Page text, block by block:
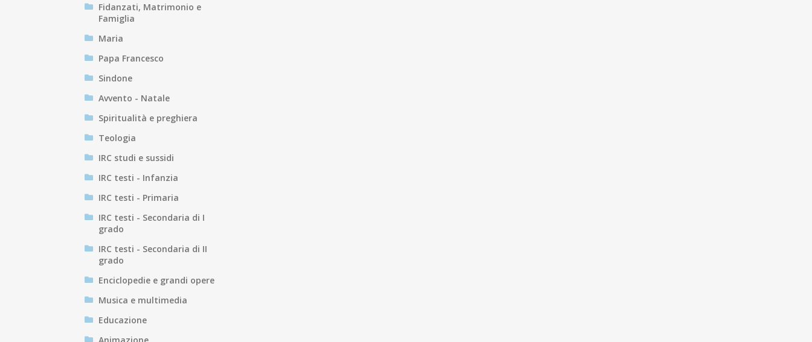
Fidanzati, Matrimonio e
Famiglia
Maria
Papa Francesco
Sindone
Avvento - Natale
Spiritualità e preghiera
Teologia
IRC studi e sussidi
IRC testi - Infanzia
IRC testi - Primaria
IRC testi - Secondaria di I
grado
IRC testi - Secondaria di II
grado
Enciclopedie e grandi opere
Musica e multimedia
Educazione